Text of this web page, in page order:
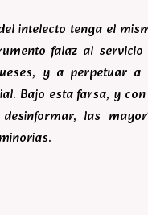
intelecto tenga el
falaz al
y a perpetuar
Bajo esta farsa, y
las